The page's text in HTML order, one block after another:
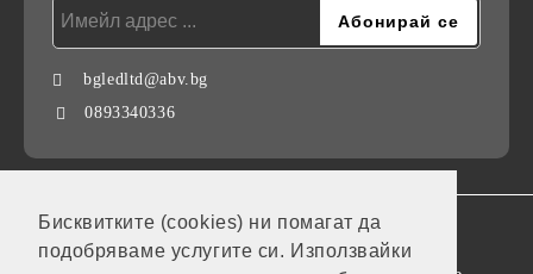
Бисквитките (cookies) ни помагат да
подобряваме услугите си. Използвайки
bgledltd@abv.bg
0893340336
GDPR